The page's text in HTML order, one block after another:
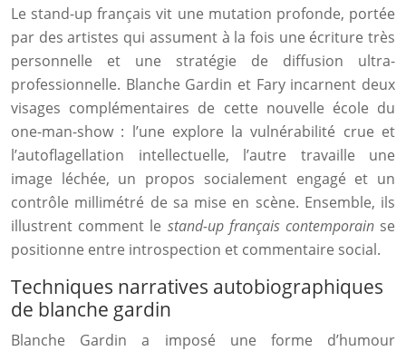
Le stand-up français vit une mutation profonde, portée
par des artistes qui assument à la fois une écriture très
personnelle et une stratégie de diffusion ultra-
professionnelle. Blanche Gardin et Fary incarnent deux
visages complémentaires de cette nouvelle école du
one-man-show : l’une explore la vulnérabilité crue et
l’autoflagellation intellectuelle, l’autre travaille une
image léchée, un propos socialement engagé et un
contrôle millimétré de sa mise en scène. Ensemble, ils
illustrent comment le stand-up français contemporainse
positionne entre introspection et commentaire social.
Techniques narratives autobiographiques
de blanche gardin
Blanche Gardin a imposé une forme d’humour